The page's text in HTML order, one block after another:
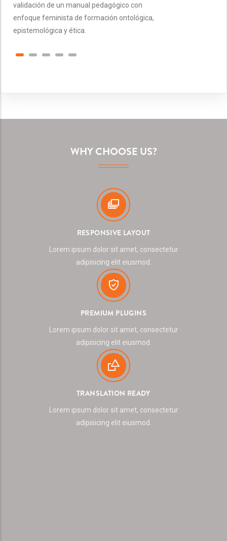
validación de un manual pedagógico con
enfoque feminista de formación ontológica,
epistemológica y ética.
WHY CHOOSE US?
RESPONSIVE LAYOUT
Lorem ipsum dolor sit amet, consectetur
adipisicing elit eiusmod.
PREMIUM PLUGINS
Lorem ipsum dolor sit amet, consectetur
adipisicing elit eiusmod.
TRANSLATION READY
Lorem ipsum dolor sit amet, consectetur
adipisicing elit eiusmod.